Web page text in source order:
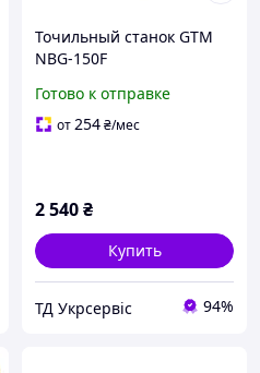
Точильный станок GTM
NBG-150F
Готово к отправке
от254₴/мес
2 540₴
Купить
ТД Укрсервіс 94%